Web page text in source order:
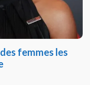
femmes les